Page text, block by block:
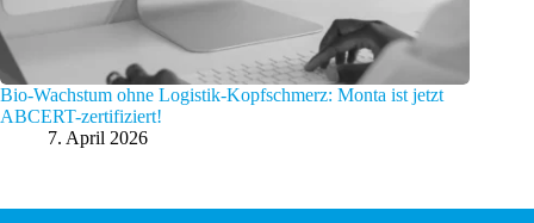
Bio-Wachstum ohne Logistik-Kopfschmerz: Monta ist jetzt
ABCERT-zertifiziert!
7. April 2026